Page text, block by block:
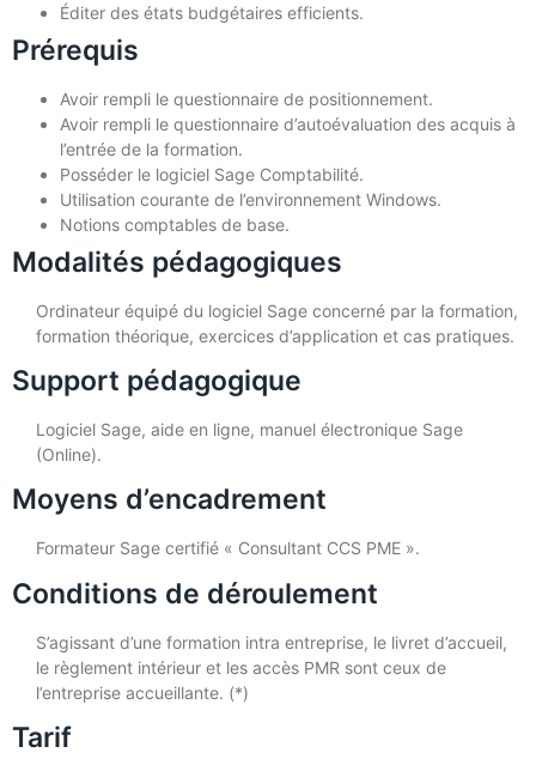
Éditer des états budgétaires efficients.
Prérequis
Avoir rempli le questionnaire de positionnement.
Avoir rempli le questionnaire d’autoévaluation des acquis à
l’entrée de la formation.
Posséder le logiciel Sage Comptabilité.
Utilisation courante de l’environnement Windows.
Notions comptables de base.
Modalités pédagogiques
Ordinateur équipé du logiciel Sage concerné par la formation,
formation théorique, exercices d’application et cas pratiques.
Support pédagogique
Logiciel Sage, aide en ligne, manuel électronique Sage
(Online).
Moyens d’encadrement
Formateur Sage certifié « Consultant CCS PME ».
Conditions de déroulement
S’agissant d’une formation intra entreprise, le livret d’accueil,
le règlement intérieur et les accès PMR sont ceux de
l’entreprise accueillante. (*)
Tarif